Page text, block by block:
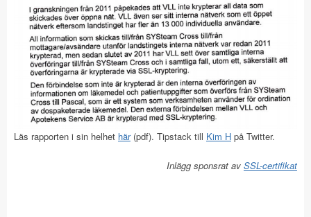
Läs rapporten i sin helhet här(pdf). Tipstack till Kim H på Twitter.
Inlägg sponsrat av SSL-certifikat